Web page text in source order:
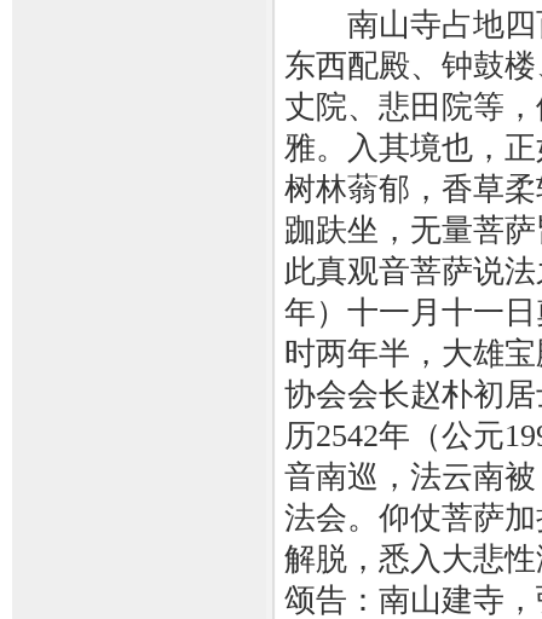
南山寺占地四
东西配殿、钟鼓
丈院、悲田院等
雅。入其境也，
树林蓊郁，香草
跏趺坐，无量菩
此真观音菩萨说
年）十一月十一
时两年半，大雄
协会会长赵朴初
历2542年（公元
音南巡，法云南
法会。仰仗菩萨
解脱，悉入大悲
颂告：南山建寺